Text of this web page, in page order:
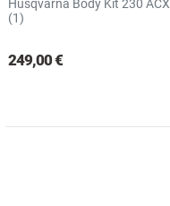
Husqvarna Body Kit 230 ACX
(1)
249,00 €